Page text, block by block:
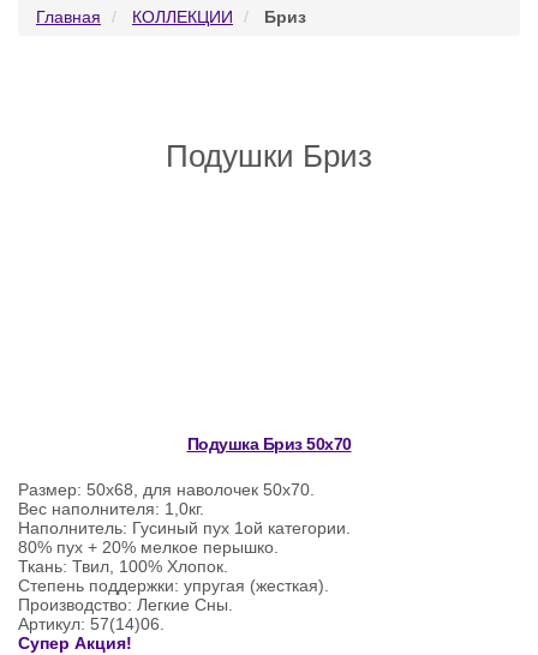
Главная КОЛЛЕКЦИИ Бриз
Подушки Бриз
Подушка Бриз 50х70
Размер: 50х68, для наволочек 50х70.
Вес наполнителя: 1,0кг.
Наполнитель: Гусиный пух 1ой категории.
80% пух + 20% мелкое перышко.
Ткань: Твил, 100% Хлопок.
Степень поддержки: упругая (жесткая).
Производство: Легкие Сны.
Артикул: 57(14)06.
Супер Акция!